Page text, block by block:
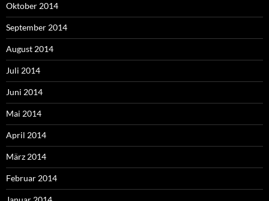
Oktober 2014
September 2014
August 2014
Juli 2014
Juni 2014
Mai 2014
April 2014
März 2014
Februar 2014